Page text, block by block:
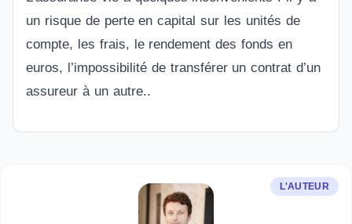
un risque de perte en capital sur les unités de
compte, les frais, le rendement des fonds en
euros, l’impossibilité de transférer un contrat d’un
assureur à un autre..
L'AUTEUR